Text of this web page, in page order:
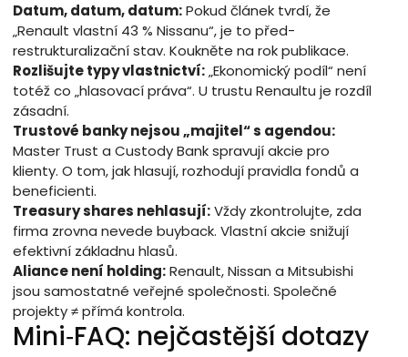
Datum, datum, datum:Pokud článek tvrdí, že
„Renault vlastní 43 % Nissanu“, je to před-
restrukturalizační stav. Koukněte na rok publikace.
Rozlišujte typy vlastnictví:„Ekonomický podíl“ není
totéž co „hlasovací práva“. U trustu Renaultu je rozdíl
zásadní.
Trustové banky nejsou „majitel“ s agendou:
Master Trust a Custody Bank spravují akcie pro
klienty. O tom, jak hlasují, rozhodují pravidla fondů a
beneficienti.
Treasury shares nehlasují:Vždy zkontrolujte, zda
firma zrovna nevede buyback. Vlastní akcie snižují
efektivní základnu hlasů.
Aliance není holding:Renault, Nissan a Mitsubishi
jsou samostatné veřejné společnosti. Společné
projekty ≠ přímá kontrola.
Mini‑FAQ: nejčastější dotazy